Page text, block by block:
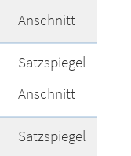
Anschnitt
Satzspiegel
Anschnitt
Satzspiegel